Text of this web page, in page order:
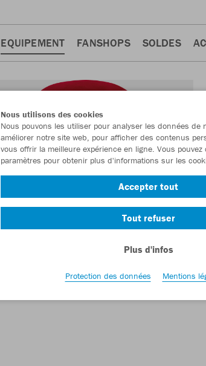
EQUIPEMENT FANSHOPS SOLDES
Nous utilisons des cookies
Nous pouvons les utiliser pour analyser les données de
améliorer notre site web, pour afficher des contenus
vous offrir la meilleure expérience en ligne. Vous pouvez
paramètres pour obtenir plus d'informations sur les
Accepter tout
Tout refuser
Plus d'infos
Protection des données Mentions